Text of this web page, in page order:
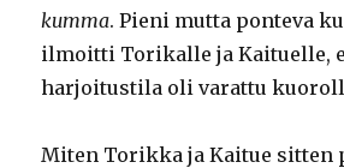
kumma. Pieni mutta ponteva
ilmoitti Torikalle ja Kaituelle,
harjoitustila oli varattu
Miten Torikka ja Kaitue sitten